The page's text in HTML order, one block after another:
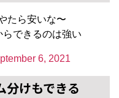
たら安いな〜
できるのは強い
6, 2021
分けもできる